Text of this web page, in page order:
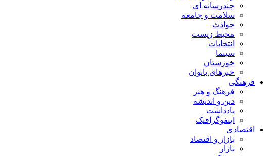
چندرسانه ای
سلامت و جامعه
حوادث
محیط زیست
انتخابات
سینما
خوزستان
خبرهای بانوان
فرهنگی
فرهنگ و هنر
دین و اندیشه
یادداشت
اینفوگرافیک
اقتصادی
بازار و اقتصاد
بازار